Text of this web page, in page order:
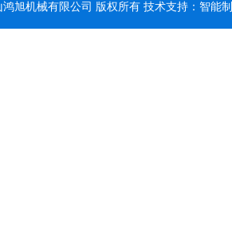
旭机械有限公司 版权所有 技术支持： 智能